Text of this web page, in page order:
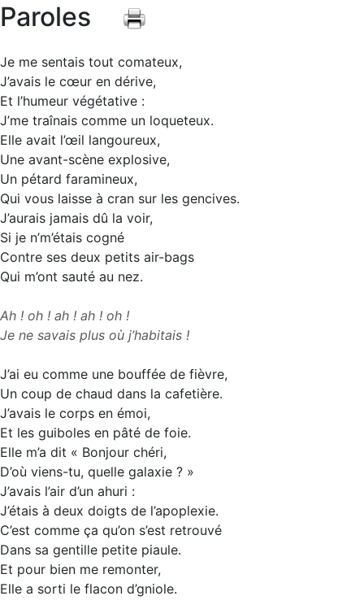
Paroles
Je me sentais tout comateux,
J’avais le cœur en dérive,
Et l’humeur végétative :
J’me traînais comme un loqueteux.
Elle avait l’œil langoureux,
Une avant-scène explosive,
Un pétard faramineux,
Qui vous laisse à cran sur les gencives.
J’aurais jamais dû la voir,
Si je n’m’étais cogné
Contre ses deux petits air-bags
Qui m’ont sauté au nez.
Ah ! oh ! ah ! ah ! oh !
Je ne savais plus où j’habitais !
J’ai eu comme une bouffée de fièvre,
Un coup de chaud dans la cafetière.
J’avais le corps en émoi,
Et les guiboles en pâté de foie.
Elle m’a dit « Bonjour chéri,
D’où viens-tu, quelle galaxie ? »
J’avais l’air d’un ahuri :
J’étais à deux doigts de l’apoplexie.
C’est comme ça qu’on s’est retrouvé
Dans sa gentille petite piaule.
Et pour bien me remonter,
Elle a sorti le flacon d’gniole.